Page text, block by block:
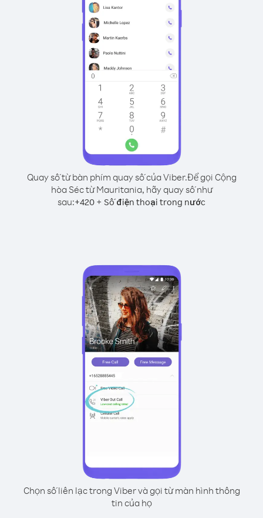
Quay số từ bàn phím quay số của Viber.Để gọi Cộng
hòa Séc từ Mauritania, hãy quay số như
sau:+420 + Số điện thoại trong nước
Chọn số liên lạc trong Viber và gọi từ màn hình thông
tin của họ